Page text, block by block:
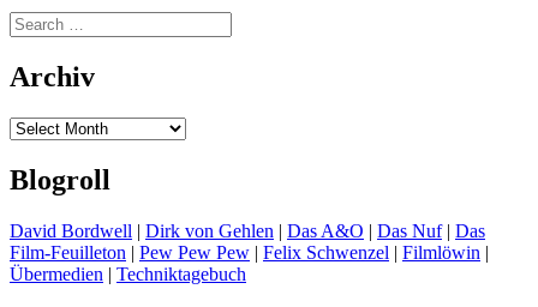
Search
for:
Archiv
Archiv
Blogroll
David Bordwell | Dirk von Gehlen | Das A&O | Das Nuf| Das
Film-Feuilleton | Pew Pew Pew | Felix Schwenzel | Filmlöwin |
Übermedien | Techniktagebuch